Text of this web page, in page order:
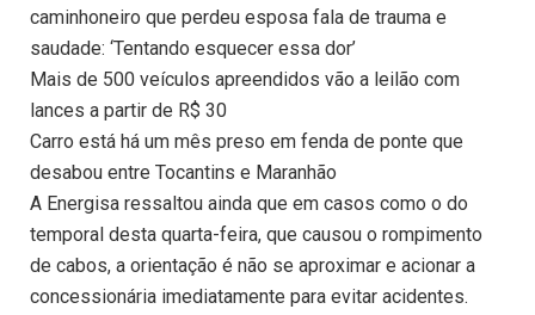
caminhoneiro que perdeu esposa fala de trauma e
saudade: ‘Tentando esquecer essa dor’
Mais de 500 veículos apreendidos vão a leilão com
lances a partir de R$ 30
Carro está há um mês preso em fenda de ponte que
desabou entre Tocantins e Maranhão
A Energisa ressaltou ainda que em casos como o do
temporal desta quarta-feira, que causou o rompimento
de cabos, a orientação é não se aproximar e acionar a
concessionária imediatamente para evitar acidentes.